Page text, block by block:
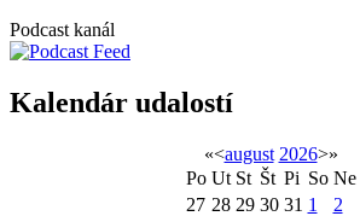
Podcast kanál
Kalendár udalostí
«<august 2026>»
Po Ut St Št Pi So Ne
27 28 29 30 31 1
2